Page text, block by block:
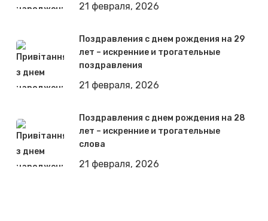
21 февраля, 2026
Поздравления с днем рождения на 29
лет – искренние и трогательные
поздравления
21 февраля, 2026
Поздравления с днем рождения на 28
лет – искренние и трогательные
слова
21 февраля, 2026